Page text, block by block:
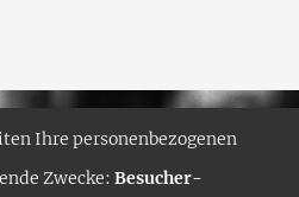
Ihre personenbezogenen
Zwecke: Besucher-